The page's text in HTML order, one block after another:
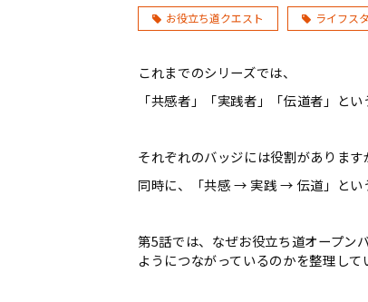
お役立ち道クエスト
ライフス
これまでのシリーズでは、
「共感者」「実践者」「伝道者」とい
それぞれのバッジには役割があります
同時に、「共感→ 実践→ 伝道」とい
第5話では、なぜお役立ち道オープン
ようにつながっているのかを整理して